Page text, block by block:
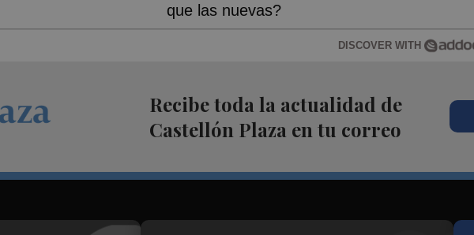
que las nuevas?
DISCOVER WITH
Recibe toda la actualidad de
Castellón Plaza en tu correo